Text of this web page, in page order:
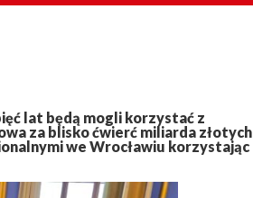
lat będą mogli korzystać z
za blisko ćwierć miliarda złotych
we Wrocławiu korzystając